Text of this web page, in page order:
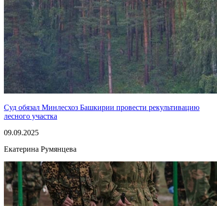
Суд обязал Минлесхоз Башкирии провести рекультивацию
лесного участка
09.09.2025
Екатерина Румянцева